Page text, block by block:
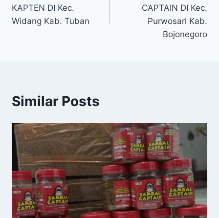
KAPTEN DI Kec.
Widang Kab. Tuban
CAPTAIN DI Kec.
Purwosari Kab.
Bojonegoro
Similar Posts